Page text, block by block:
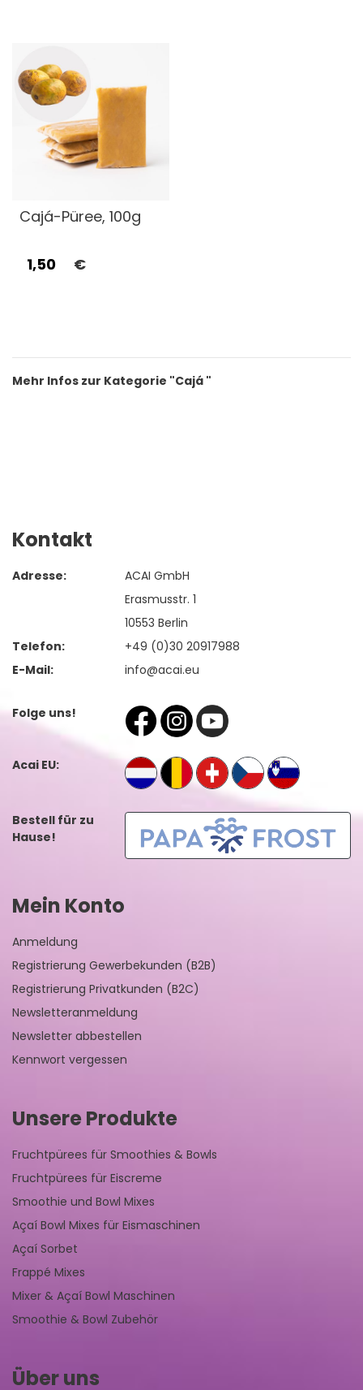
Cajá-Püree, 100g
1,50 €
Mehr Infos zur Kategorie "Cajá "
Kontakt
Adresse:
ACAI GmbH
Erasmusstr. 1
10553 Berlin
Telefon:
+49 (0)30 20917988
E-Mail:
info@acai.eu
Folge uns!
Acai EU:
Bestell für zu
Hause!
Mein Konto
Anmeldung
Registrierung Gewerbekunden (B2B)
Registrierung Privatkunden (B2C)
Newsletteranmeldung
Newsletter abbestellen
Kennwort vergessen
Unsere Produkte
Fruchtpürees für Smoothies & Bowls
Fruchtpürees für Eiscreme
Smoothie und Bowl Mixes
Açaí Bowl Mixes für Eismaschinen
Açaí Sorbet
Frappé Mixes
Mixer & Açaí Bowl Maschinen
Smoothie & Bowl Zubehör
Über uns